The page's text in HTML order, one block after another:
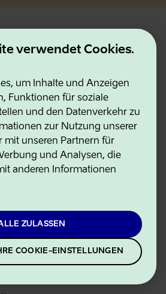
verwendet Cookies.
um Inhalte und Anzeigen
Funktionen für soziale
und den Datenverkehr zu
zur Nutzung unserer
mit unseren Partnern für
und Analysen, die
anderen Informationen
ZULASSEN
COOKIE-EINSTELLUNGEN